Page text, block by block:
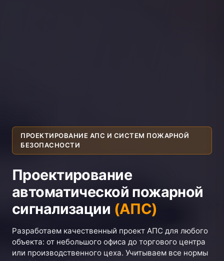
ПРОЕКТИРОВАНИЕ АПС И СИСТЕМ ПОЖАРНОЙ
БЕЗОПАСНОСТИ
Проектирование
автоматической пожарной
сигнализации (АПС)
Разработаем качественный проект АПС для любого
объекта: от небольшого офиса до торгового центра
или производственного цеха. Учитываем все нормы